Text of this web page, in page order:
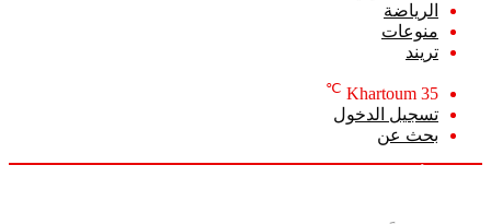
الرياضة
منوعات
تريند
Khartoum 35
℃
تسجيل الدخول
بحث عن